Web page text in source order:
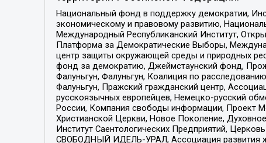
Национальный фонд в поддержку демократии,
экономическому и правовому развитию,
Международный Республиканский Институт,
Платформа за Демократические Выборы,
центр защиты окружающей среды и природных
фонд за демократию, Джеймстаунский фонд,
Фалуньгун, Фалуньгун, Коалиция по
Фалуньгун, Пражский гражданский центр,
русскоязычных европейцев, Немецко-русский
России, Компания свободы информации, Проект
Христианской Церкви, Новое Поколение,
Институт Саентологических Предприятий,
СВОБОДНЫЙ ИДЕЛЬ-УРАЛ, Ассоциация развития